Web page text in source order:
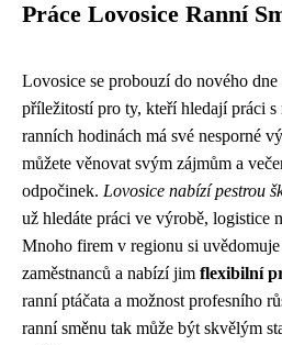
Práce Lovosice Ranní
Lovosice se probouzí do nového
příležitostí pro ty, kteří hledají práci s
ranních hodinách má své nesporné
můžete věnovat svým zájmům a
odpočinek. Lovosice nabízí pestrou
už hledáte práci ve výrobě, logistice
Mnoho firem v regionu si
zaměstnanců a nabízí jim flexibilní
ranní ptáčata a možnost profesního
ranní směnu tak může být skvělým